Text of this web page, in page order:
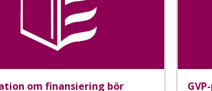
om finansiering bör